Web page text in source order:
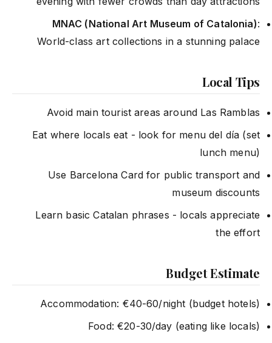
MNAC (National Art Museum of Catalonia):
World-class art collections in a stunning palace
Local Tips
Avoid main tourist areas around Las Ramblas
Eat where locals eat - look for menu del día (set
lunch menu)
Use Barcelona Card for public transport and
museum discounts
Learn basic Catalan phrases - locals appreciate
the effort
Budget Estimate
Accommodation: €40-60/night (budget hotels)
Food: €20-30/day (eating like locals)